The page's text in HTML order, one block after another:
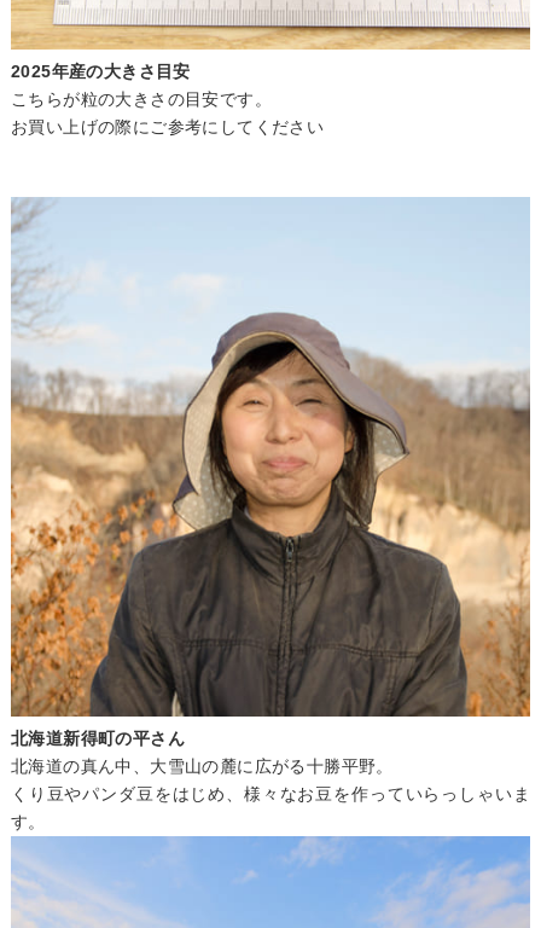
2025年産の大きさ目安
こちらが粒の大きさの目安です。
お買い上げの際にご参考にしてください
北海道新得町の平さん
北海道の真ん中、大雪山の麓に広がる十勝平野。
くり豆やパンダ豆をはじめ、様々なお豆を作っていらっしゃいま
す。